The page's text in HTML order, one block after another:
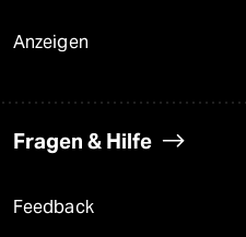
Anzeigen
Fragen & Hilfe
Feedback